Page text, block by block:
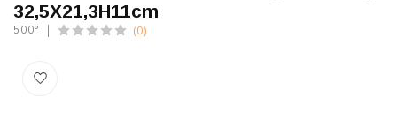
32,5X21,3H11cm
500° (0)